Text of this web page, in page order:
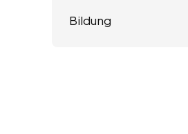
Bildung